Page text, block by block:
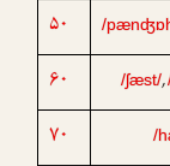
۵۰
/
۶۰
/ʃæst/,
۷۰
/